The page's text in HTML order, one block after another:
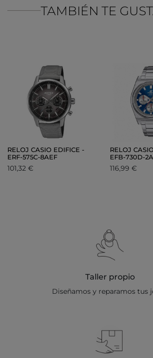
TAMBIÉN TE
RELOJ CASIO EDIFICE -
ERF-575C-8AEF
101,32 €
RELOJ
EFB-730D-
116,99 €
Taller propio
Diseñamos y reparamos tus